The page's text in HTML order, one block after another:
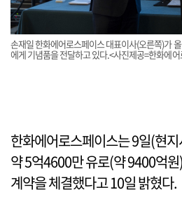
손재일 한화에어로스페이스 대표이사(오른쪽)가
에게 기념품을 전달하고 있다.<사진제공=한화에
한화에어로스페이스는 9일(현
약 5억4600만 유로(약 9400억
계약을 체결했다고 10일 밝혔다.